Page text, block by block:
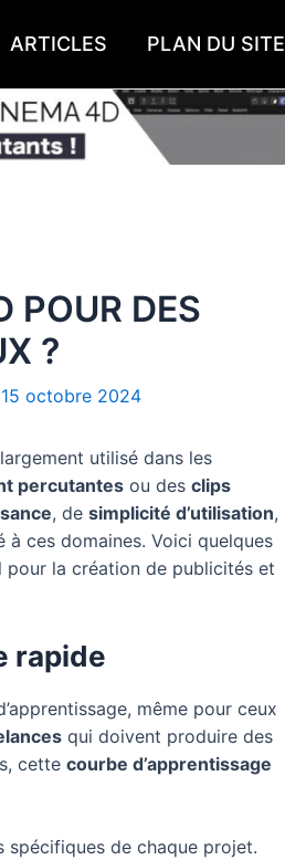
ARTICLES PLAN DU SITE
POUR DES
?
15 octobre 2024
utilisé dans les
percutantes ou des clips
, de simplicité d’utilisation,
ces domaines. Voici quelques
pour la création de publicités et
rapide
même pour ceux
qui doivent produire des
cette courbe d’apprentissage
spécifiques de chaque projet.